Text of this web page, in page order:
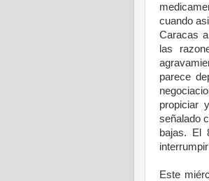
cuando
Caracas
las
parece
propiciar
señalado
bajas. El
Este